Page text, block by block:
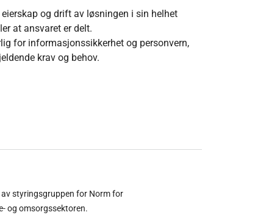
og drift av løsningen i sin helhet
at ansvaret er delt.
for informasjonssikkerhet og personvern,
krav og behov.
styringsgruppen for Norm for
og omsorgssektoren.